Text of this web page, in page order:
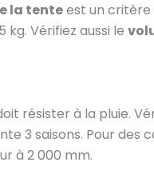
la tenteest un critère
kg. Vérifiez aussi le
résister à la pluie.
3 saisons. Pour
à 2 000 mm.